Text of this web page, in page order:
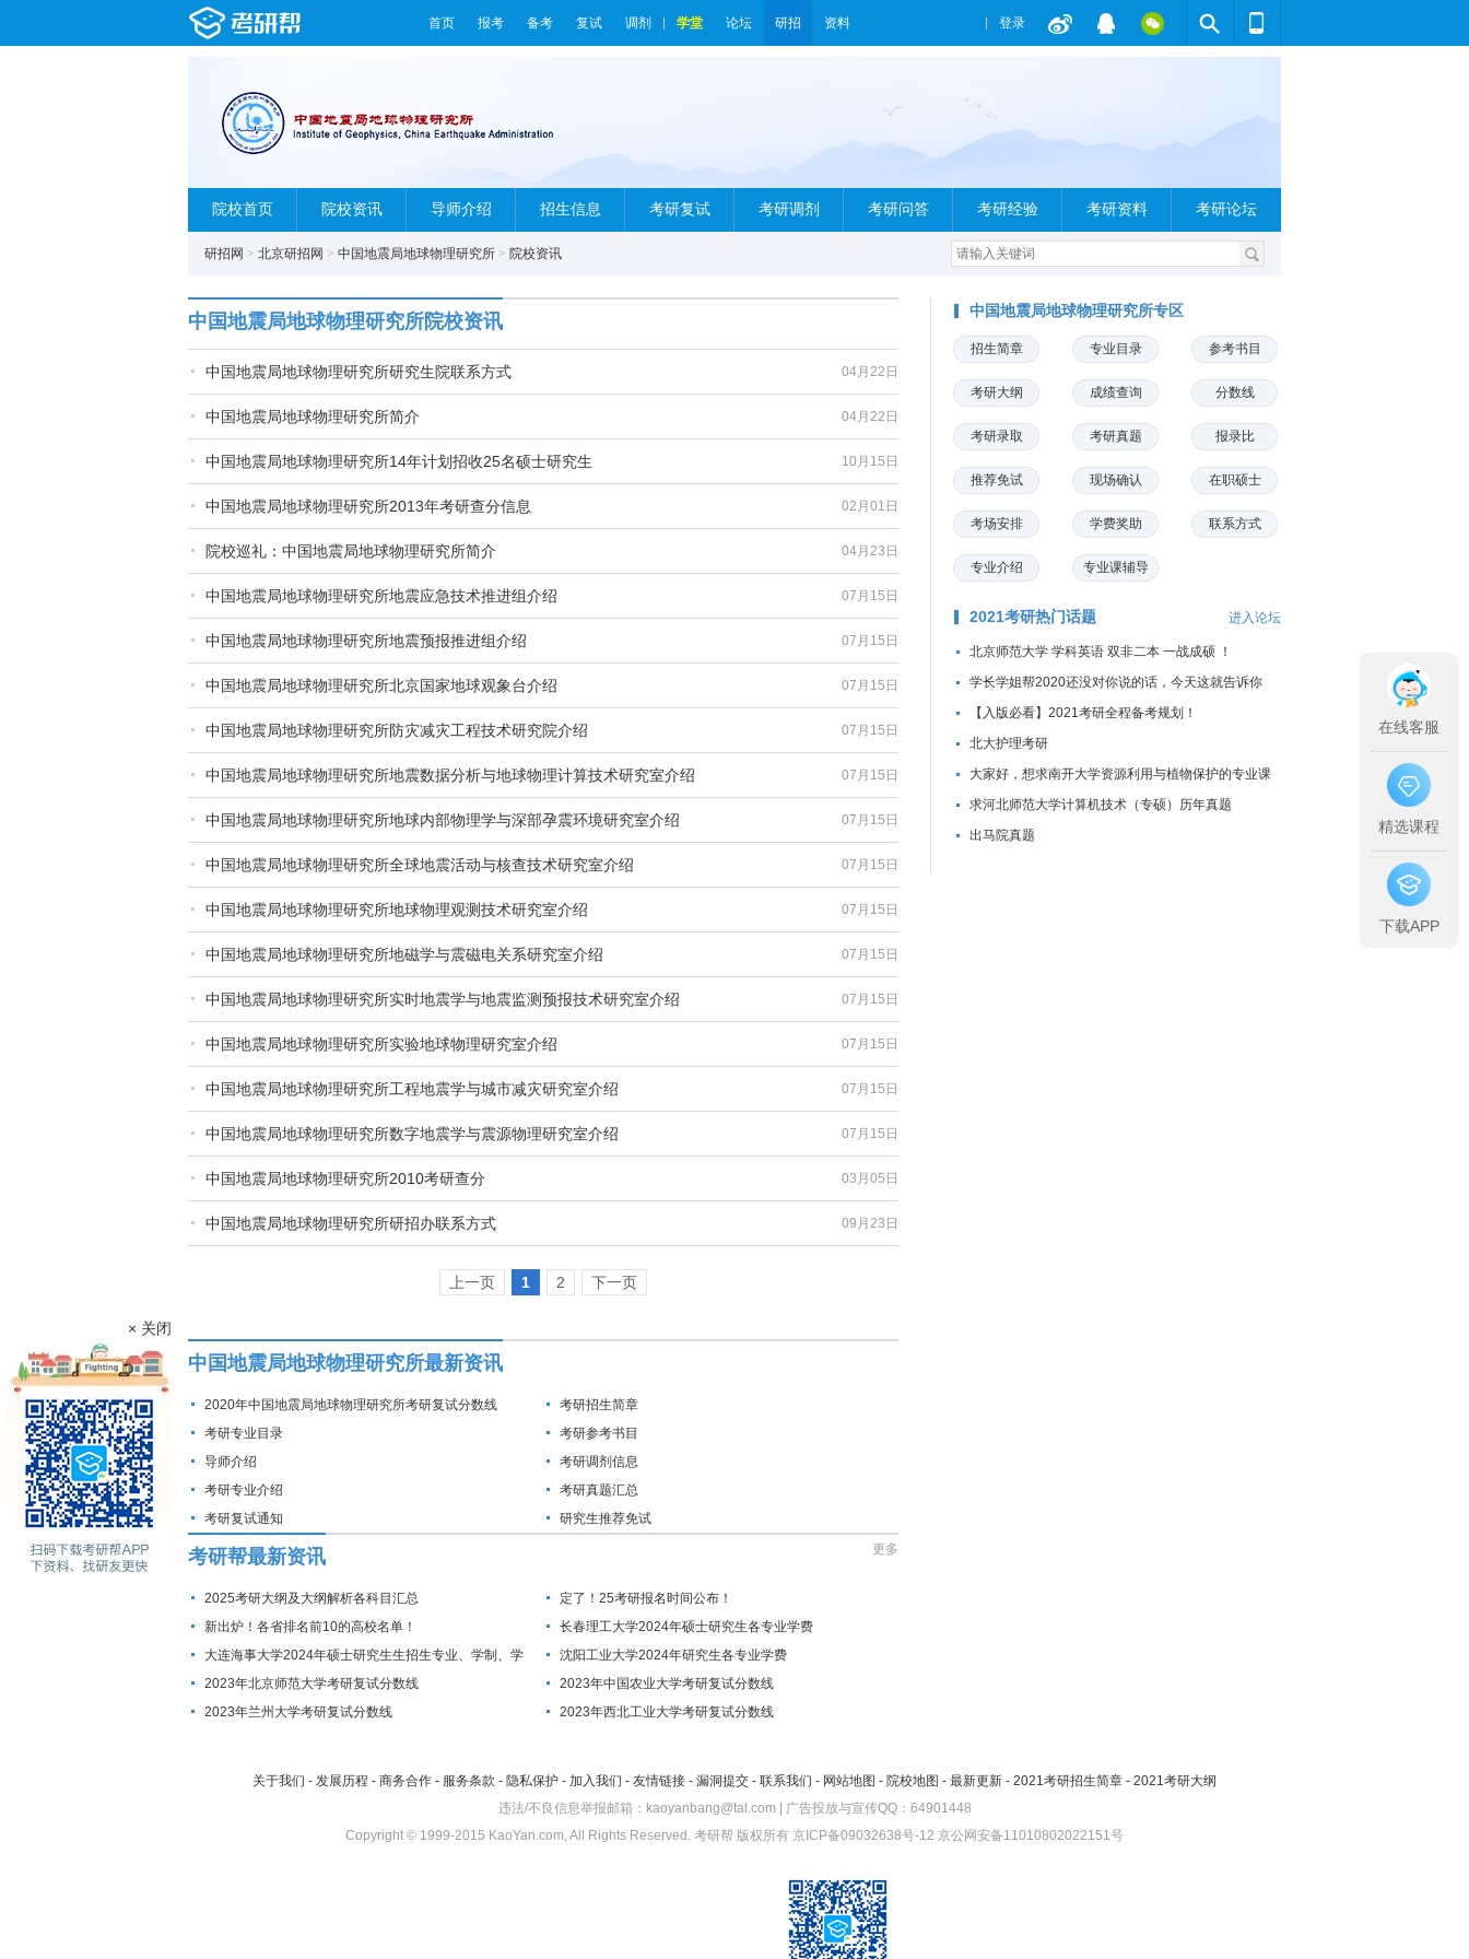
首页 报考 备考 复试 调剂 学堂 论坛 研招 资料 登录
院校首页 院校资讯 导师介绍 招生信息 考研复试 考研调剂 考研问答 考研经验 考研资料 考研论坛
研招网 > 北京研招网 > 中国地震局地球物理研究所 > 院校资讯
中国地震局地球物理研究所院校资讯
04月22日
中国地震局地球物理研究所研究生院联系方式
04月22日
中国地震局地球物理研究所简介
10月15日
中国地震局地球物理研究所14年计划招收25名硕士研究生
02月01日
中国地震局地球物理研究所2013年考研查分信息
04月23日
院校巡礼：中国地震局地球物理研究所简介
07月15日
中国地震局地球物理研究所地震应急技术推进组介绍
07月15日
中国地震局地球物理研究所地震预报推进组介绍
07月15日
中国地震局地球物理研究所北京国家地球观象台介绍
07月15日
中国地震局地球物理研究所防灾减灾工程技术研究院介绍
07月15日
中国地震局地球物理研究所地震数据分析与地球物理计算技术研究室介绍
07月15日
中国地震局地球物理研究所地球内部物理学与深部孕震环境研究室介绍
07月15日
中国地震局地球物理研究所全球地震活动与核查技术研究室介绍
07月15日
中国地震局地球物理研究所地球物理观测技术研究室介绍
07月15日
中国地震局地球物理研究所地磁学与震磁电关系研究室介绍
07月15日
中国地震局地球物理研究所实时地震学与地震监测预报技术研究室介绍
07月15日
中国地震局地球物理研究所实验地球物理研究室介绍
07月15日
中国地震局地球物理研究所工程地震学与城市减灾研究室介绍
07月15日
中国地震局地球物理研究所数字地震学与震源物理研究室介绍
03月05日
中国地震局地球物理研究所2010考研查分
09月23日
中国地震局地球物理研究所研招办联系方式
上一页 1 2 下一页
中国地震局地球物理研究所最新资讯
2020年中国地震局地球物理研究所考研复试分数线
考研招生简章
考研专业目录
考研参考书目
导师介绍
考研调剂信息
考研专业介绍
考研真题汇总
考研复试通知
研究生推荐免试
考研帮最新资讯 更多
2025考研大纲及大纲解析各科目汇总
定了！25考研报名时间公布！
新出炉！各省排名前10的高校名单！
长春理工大学2024年硕士研究生各专业学费
大连海事大学2024年硕士研究生生招生专业、学制、学
费标准及拟招生人数
沈阳工业大学2024年研究生各专业学费
2023年北京师范大学考研复试分数线
2023年中国农业大学考研复试分数线
2023年兰州大学考研复试分数线
2023年西北工业大学考研复试分数线
中国地震局地球物理研究所专区
招生简章 专业目录 参考书目
考研大纲 成绩查询 分数线
考研录取 考研真题 报录比
推荐免试 现场确认 在职硕士
考场安排 学费奖助 联系方式
专业介绍 专业课辅导
2021考研热门话题 进入论坛
北京师范大学 学科英语 双非二本 一战成硕 ！
学长学姐帮2020还没对你说的话，今天这就告诉你
【入版必看】2021考研全程备考规划！
北大护理考研
大家好，想求南开大学资源利用与植物保护的专业课
资料...
求河北师范大学计算机技术（专硕）历年真题
出马院真题
关于我们 - 发展历程 - 商务合作 - 服务条款 - 隐私保护 - 加入我们 - 友情链接 - 漏洞提交 - 联系我们 - 网站地图 - 院校地图 - 最新更新 - 2021考研招生简章 - 2021考研大纲
违法/不良信息举报邮箱：kaoyanbang@tal.com | 广告投放与宣传QQ：64901448
Copyright © 1999-2015 KaoYan.com, All Rights Reserved. 考研帮 版权所有 京ICP备09032638号-12 京公网安备11010802022151号
× 关闭
在线客服
精选课程
下载APP